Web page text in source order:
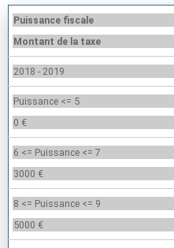
Puissance fiscale
Montant de la taxe
2018 - 2019
Puissance <= 5
0 €
6 <= Puissance <= 7
3000 €
8 <= Puissance <= 9
5000 €